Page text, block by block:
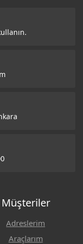
Müşteriler
Adreslerim
Araçlarım